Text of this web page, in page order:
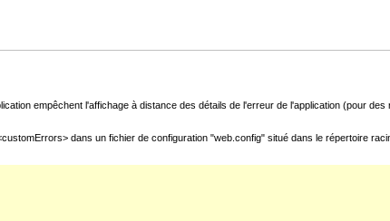
empêchent l'affichage à distance des détails de l'erreur de l'application (pour
dans un fichier de configuration "web.config" situé dans le répertoire